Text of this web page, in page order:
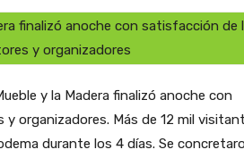
finalizó anoche con satisfacción de
y organizadores
y la Madera finalizó anoche con
organizadores. Más de 12 mil
durante los 4 días. Se